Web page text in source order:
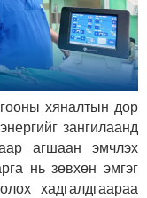
хяналтын дор
зангилаанд
агшаан эмчлэх
нь зөвхөн эмгэг
хадгалдгаараа